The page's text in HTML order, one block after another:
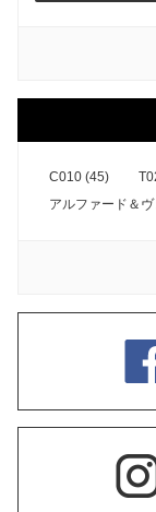
C010 (45)
アルファード＆